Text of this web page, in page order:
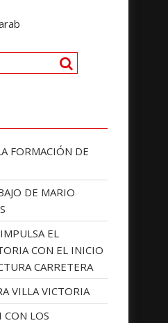
FORMACIÓN DE
DE MARIO
EL
CON EL INICIO
CARRETERA
VILLA VICTORIA
CON LOS